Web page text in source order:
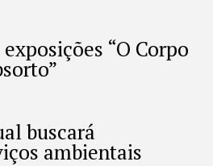
“O Corpo
buscará
ambientais